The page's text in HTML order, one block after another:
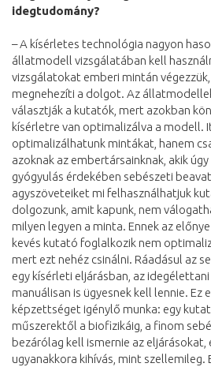
idegtudomány?
– A kísérletes technológia nagyon
állatmodell vizsgálatában kell
vizsgálatokat emberi mintán
megnehezíti a dolgot. Az
választják a kutatók, mert azokban
kísérletre van optimalizálva a modell.
optimalizálhatunk mintákat, hanem
azoknak az embertársainknak, akik
gyógyulás érdekében sebészeti
agyszöveteiket mi felhasználhatjuk
dolgozunk, amit kapunk, nem
milyen legyen a minta. Ennek az
kevés kutató foglalkozik nem
mert ezt nehéz csinálni. Ráadásul az
egy kísérleti eljárásban, az
manuálisan is ügyesnek kell lennie. Ez
képzettséget igénylő munka: egy
műszerektől a biofizikáig, a finom
bezárólag kell ismernie az eljárásokat,
ugyanakkora kihívás, mint szellemileg.